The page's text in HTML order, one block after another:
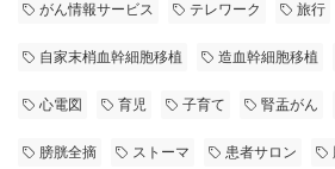
がん情報サービス テレワーク 旅行
自家末梢血幹細胞移植 造血幹細胞移植
心電図 育児 子育て 腎盂がん
膀胱全摘 ストーマ 患者サロン